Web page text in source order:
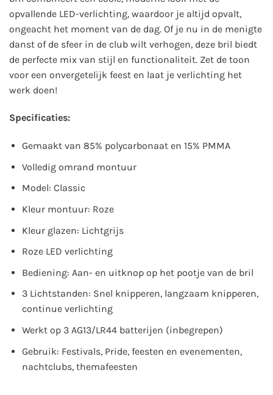
opvallende LED-verlichting, waardoor je altijd opvalt,
ongeacht het moment van de dag. Of je nu in de menigte
danst of de sfeer in de club wilt verhogen, deze bril biedt
de perfecte mix van stijl en functionaliteit. Zet de toon
voor een onvergetelijk feest en laat je verlichting het
werk doen!
Specificaties:
Gemaakt van 85% polycarbonaat en 15% PMMA
Volledig omrand montuur
Model: Classic
Kleur montuur: Roze
Kleur glazen: Lichtgrijs
Roze LED verlichting
Bediening: Aan- en uitknop op het pootje van de bril
3 Lichtstanden: Snel knipperen, langzaam knipperen,
continue verlichting
Werkt op 3 AG13/LR44 batterijen (inbegrepen)
Gebruik: Festivals, Pride, feesten en evenementen,
nachtclubs, themafeesten